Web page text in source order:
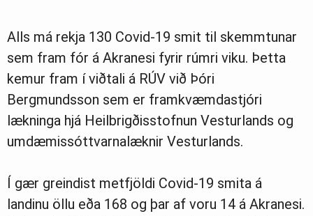
Greinasafn
Ljósmyndasafn
Alls má rekja 130 Covid-19 smit til skemmtunar
sem fram fór á Akranesi fyrir rúmri viku. Þetta
kemur fram í viðtali á RÚV við Þóri
Bergmundsson sem er framkvæmdastjóri
lækninga hjá Heilbrigðisstofnun Vesturlands og
umdæmissóttvarnalæknir Vesturlands.
Í gær greindist metfjöldi Covid-19 smita á
landinu öllu eða 168 og þar af voru 14 á Akranesi.